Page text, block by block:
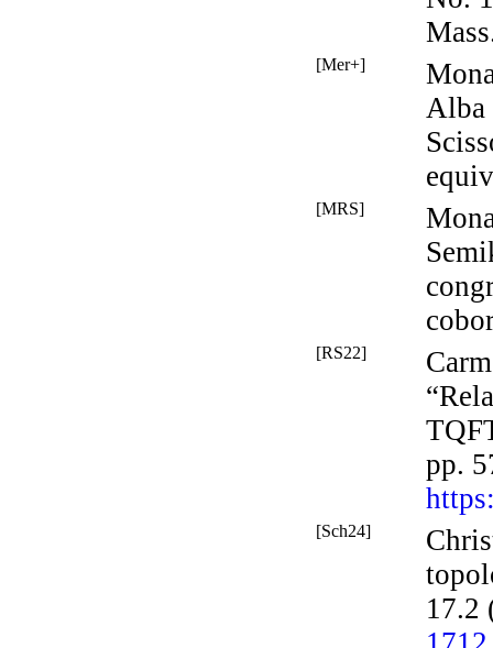
[Mer+]
Alba
[MRS]
[RS22]
pp.
[Sch24]
17.2